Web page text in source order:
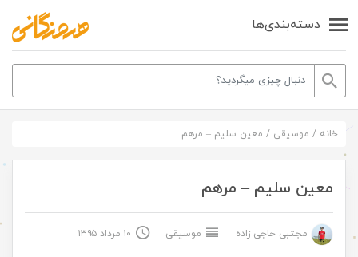
دسته‌بندی‌ها
خانه / موسیقی / معین سلیم – مرهم
معین سلیم – مرهم
مجتبی حاجی زاده موسیقی ۱۰ مرداد ۱۳۹۵